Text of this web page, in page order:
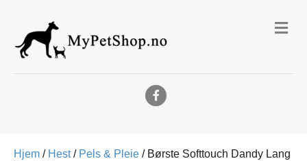
Facebook
Hjem / Hest/ Pels & Pleie / Børste Softtouch Dandy Lang